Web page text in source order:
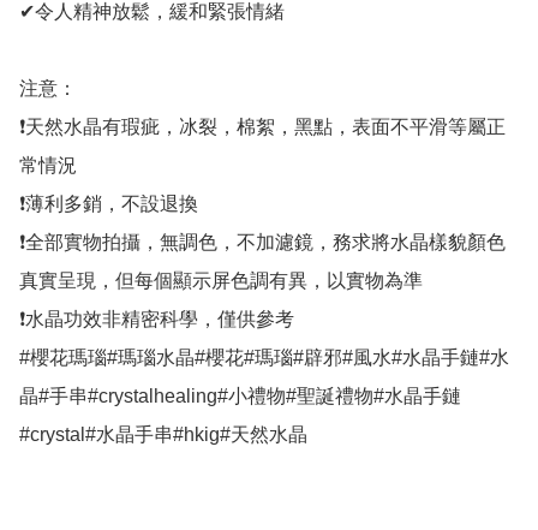
✔令人精神放鬆，緩和緊張情緒
注意：
❗天然水晶有瑕疵，冰裂，棉絮，黑點，表面不平滑等屬正
常情況
❗薄利多銷，不設退換
❗全部實物拍攝，無調色，不加濾鏡，務求將水晶樣貌顏色
真實呈現，但每個顯示屏色調有異，以實物為準
❗水晶功效非精密科學，僅供參考
#櫻花瑪瑙#瑪瑙水晶#櫻花#瑪瑙#辟邪#風水#水晶手鏈#水
晶#手串#crystalhealing#小禮物#聖誕禮物#水晶手鏈
#crystal#水晶手串#hkig#天然水晶